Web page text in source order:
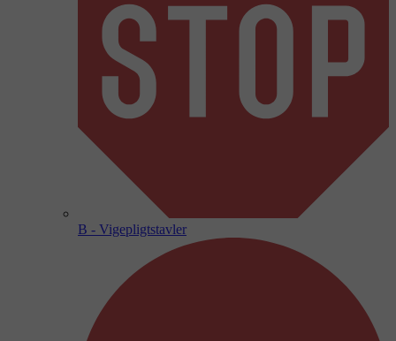
B - Vigepligtstavler